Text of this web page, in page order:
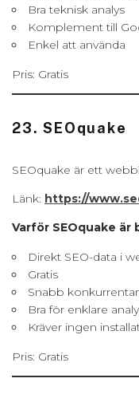
Bra teknisk analys
Komplement till
Enkel att använda
Pris: Gratis
23. SEOquake
SEOquake är ett
Länk: https://
Varför SEOquake är
Direkt SEO-data i
Gratis
Snabb
Bra för enklare
Kräver ingen
Pris: Gratis